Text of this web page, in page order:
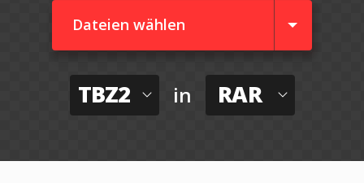
Dateien wählen
TBZ2 in RAR